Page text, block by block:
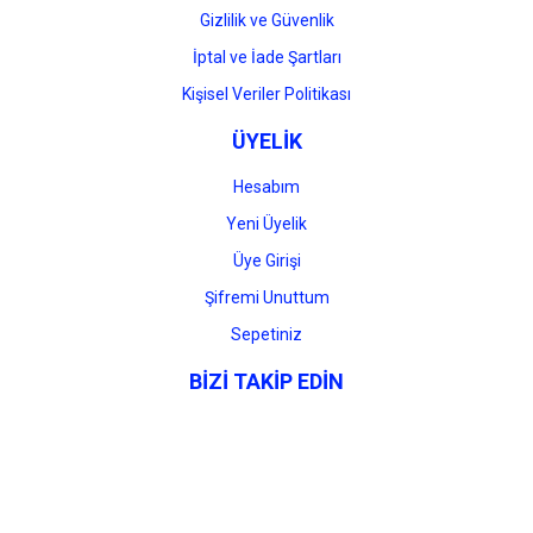
Gizlilik ve Güvenlik
İptal ve İade Şartları
Kişisel Veriler Politikası
ÜYELİK
Hesabım
Yeni Üyelik
Üye Girişi
Şifremi Unuttum
Sepetiniz
BİZİ TAKİP EDİN